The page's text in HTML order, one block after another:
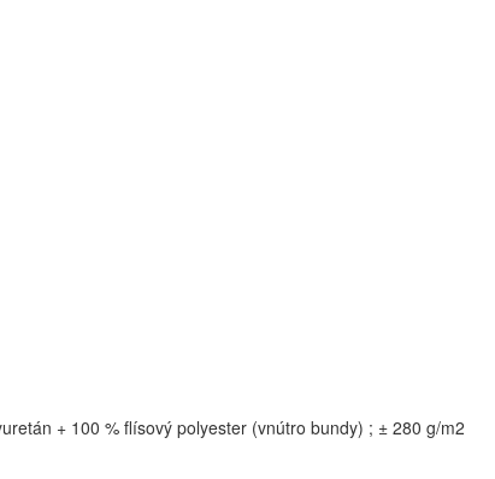
+ 100 % flísový polyester (vnútro bundy) ; ± 280 g/m2